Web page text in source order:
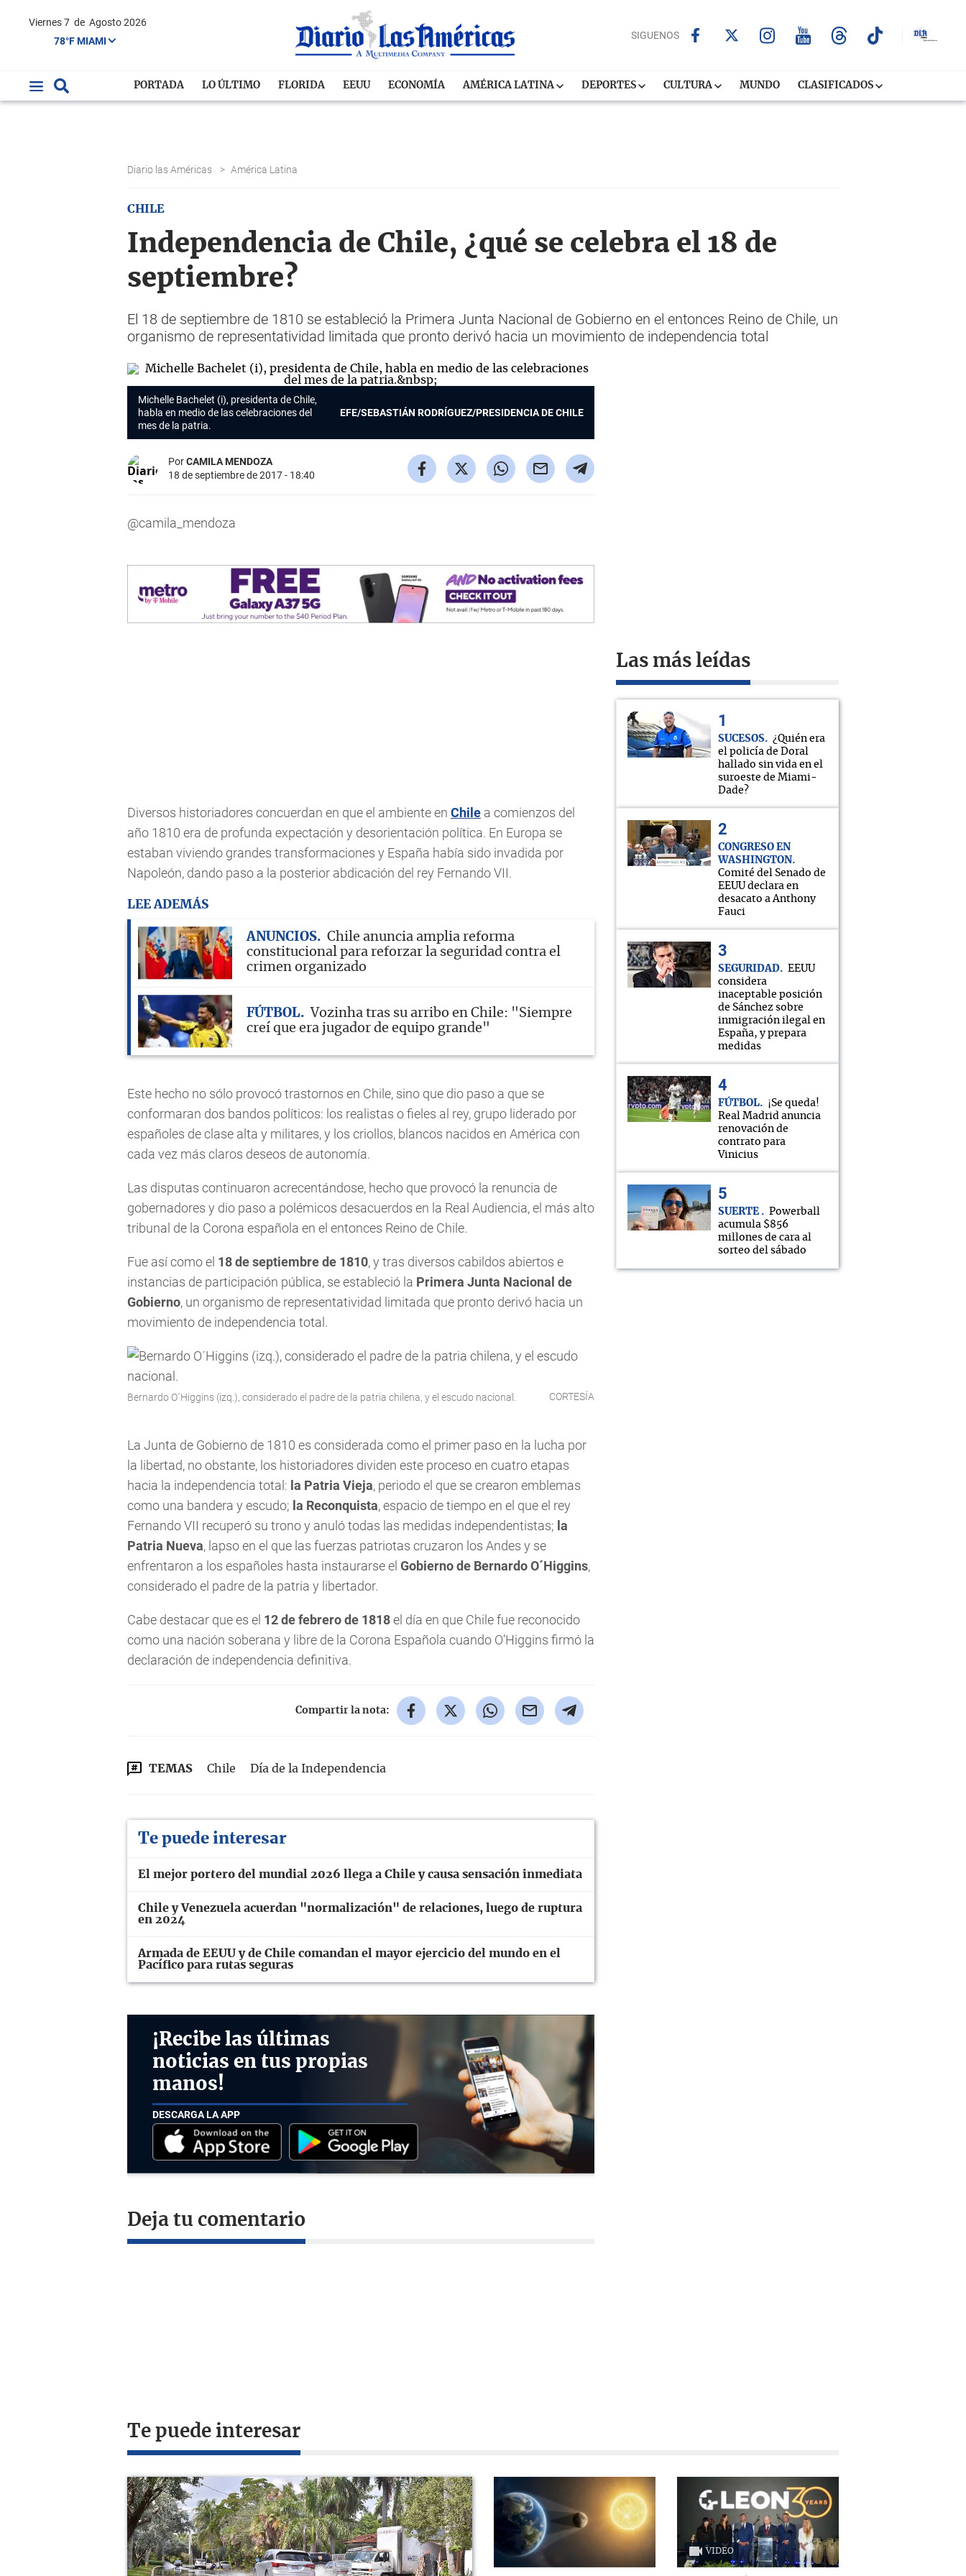
Viernes 7 de Agosto 2026
78°F MIAMI
SIGUENOS
PORTADA LO ÚLTIMO FLORIDA EEUU ECONOMÍA AMÉRICA LATINA DEPORTES CULTURA MUNDO CLASIFICADOS
Diario las Américas > América Latina
CHILE
Independencia de Chile, ¿qué se celebra el 18 de
septiembre?
El 18 de septiembre de 1810 se estableció la Primera Junta Nacional de Gobierno en el entonces Reino de Chile, un
organismo de representatividad limitada que pronto derivó hacia un movimiento de independencia total
Michelle Bachelet (i), presidenta de Chile,
habla en medio de las celebraciones del
mes de la patria.
EFE/SEBASTIÁN RODRÍGUEZ/PRESIDENCIA DE CHILE
PorCAMILA MENDOZA
18 de septiembre de 2017 - 18:40
@camila_mendoza
Diversos historiadores concuerdan en que el ambiente en Chile a comienzos del
año 1810 era de profunda expectación y desorientación política. En Europa se
estaban viviendo grandes transformaciones y España había sido invadida por
Napoleón, dando paso a la posterior abdicación del rey Fernando VII.
LEE ADEMÁS
ANUNCIOS
Chile anuncia amplia reforma
constitucional para reforzar la seguridad contra el
crimen organizado
FÚTBOL
Vozinha tras su arribo en Chile: "Siempre
creí que era jugador de equipo grande"
Este hecho no sólo provocó trastornos en Chile, sino que dio paso a que se
conformaran dos bandos políticos: los realistas o fieles al rey, grupo liderado por
españoles de clase alta y militares, y los criollos, blancos nacidos en América con
cada vez más claros deseos de autonomía.
Las disputas continuaron acrecentándose, hecho que provocó la renuncia de
gobernadores y dio paso a polémicos desacuerdos en la Real Audiencia, el más alto
tribunal de la Corona española en el entonces Reino de Chile.
Fue así como el 18 de septiembre de 1810, y tras diversos cabildos abiertos e
instancias de participación pública, se estableció la Primera Junta Nacional de
Gobierno, un organismo de representatividad limitada que pronto derivó hacia un
movimiento de independencia total.
Bernardo O´Higgins (izq.), considerado el padre de la patria chilena, y el escudo nacional. CORTESÍA
La Junta de Gobierno de 1810 es considerada como el primer paso en la lucha por
la libertad, no obstante, los historiadores dividen este proceso en cuatro etapas
hacia la independencia total: la Patria Vieja, periodo el que se crearon emblemas
como una bandera y escudo; la Reconquista, espacio de tiempo en el que el rey
Fernando VII recuperó su trono y anuló todas las medidas independentistas; la
Patria Nueva, lapso en el que las fuerzas patriotas cruzaron los Andes y se
enfrentaron a los españoles hasta instaurarse el Gobierno de Bernardo O´Higgins,
considerado el padre de la patria y libertador.
Cabe destacar que es el 12 de febrero de 1818el día en que Chile fue reconocido
como una nación soberana y libre de la Corona Española cuando O’Higgins firmó la
declaración de independencia definitiva.
Compartir la nota:
TEMAS Chile Día de la Independencia
Te puede interesar
El mejor portero del mundial 2026 llega a Chile y causa sensación inmediata
Chile y Venezuela acuerdan "normalización" de relaciones, luego de ruptura
en 2024
Armada de EEUU y de Chile comandan el mayor ejercicio del mundo en el
Pacífico para rutas seguras
¡Recibe las últimas
noticias en tus propias
manos!
DESCARGA LA APP
Deja tu comentario
Las más leídas
SUCESOS
¿Quién era
el policía de Doral
hallado sin vida en el
suroeste de Miami-
Dade?
CONGRESO EN
WASHINGTON
Comité del Senado de
EEUU declara en
desacato a Anthony
Fauci
SEGURIDAD
EEUU
considera
inaceptable posición
de Sánchez sobre
inmigración ilegal en
España, y prepara
medidas
FÚTBOL
¡Se queda!
Real Madrid anuncia
renovación de
contrato para
Vinicius
SUERTE
Powerball
acumula $856
millones de cara al
sorteo del sábado
Te puede interesar
VIDEO